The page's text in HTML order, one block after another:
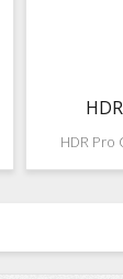
HDR Pro
девайс!